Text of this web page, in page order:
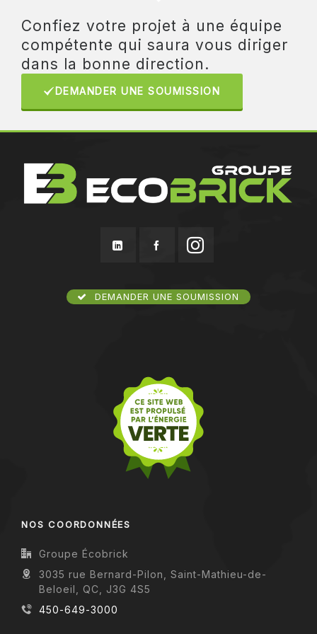
Confiez votre projet à une équipe
compétente qui saura vous diriger
dans la bonne direction.
DEMANDER UNE SOUMISSION
DEMANDER UNE SOUMISSION
NOS COORDONNÉES
Groupe Écobrick
3035 rue Bernard-Pilon, Saint-Mathieu-de-
Beloeil, QC, J3G 4S5
450-649-3000